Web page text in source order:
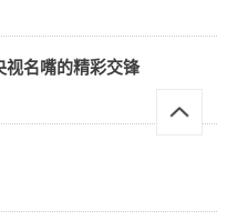
视名嘴的精彩交锋